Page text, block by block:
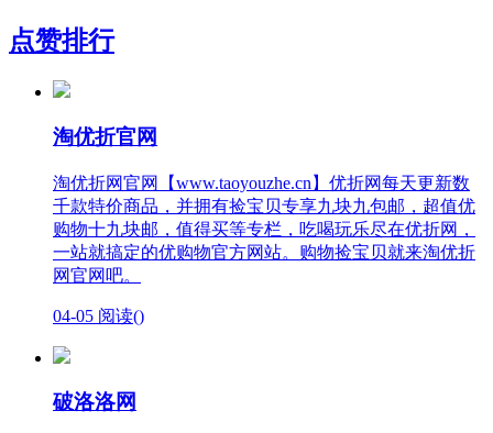
点赞排行
淘优折官网
淘优折网官网【www.taoyouzhe.cn】优折网每天更新数
千款特价商品，并拥有捡宝贝专享九块九包邮，超值优
购物十九块邮，值得买等专栏，吃喝玩乐尽在优折网，
一站就搞定的优购物官方网站。购物捡宝贝就来淘优折
网官网吧。
04-05 阅读()
破洛洛网